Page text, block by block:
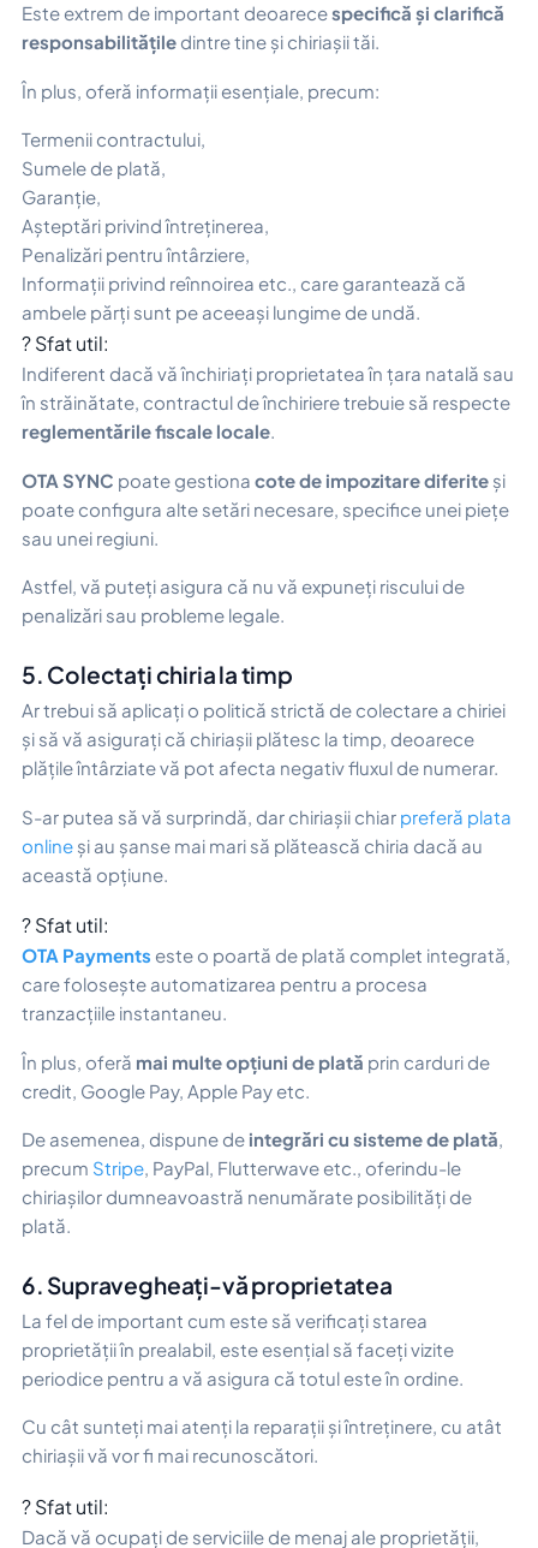
Este extrem de important deoarecespecifică și clarifică
responsabilitățile dintre tine și chiriașii tăi.
În plus, oferă informații esențiale, precum:
Termenii contractului,
Sumele de plată,
Garanție,
Așteptări privind întreținerea,
Penalizări pentru întârziere,
Informații privind reînnoirea etc., care garantează că
ambele părți sunt pe aceeași lungime de undă.
? Sfat util:
Indiferent dacă vă închiriați proprietatea în țara natală sau
în străinătate, contractul de închiriere trebuie să respecte
reglementările fiscale locale.
OTA SYNC poate gestiona cote de impozitare diferite și
poate configura alte setări necesare, specifice unei piețe
sau unei regiuni.
Astfel, vă puteți asigura că nu vă expuneți riscului de
penalizări sau probleme legale.
5. Colectați chiria la timp
Ar trebui să aplicați o politică strictă de colectare a chiriei
și să vă asigurați că chiriașii plătesc la timp, deoarece
plățile întârziate vă pot afecta negativ fluxul de numerar.
S-ar putea să vă surprindă, dar chiriașii chiar preferă plata
online și au șanse mai mari să plătească chiria dacă au
această opțiune.
? Sfat util:
OTA Payments este o poartă de plată complet integrată,
care folosește automatizarea pentru a procesa
tranzacțiile instantaneu.
În plus, oferă mai multe opțiuni de plată prin carduri de
credit, Google Pay, Apple Pay etc.
De asemenea, dispune de integrări cu sisteme de plată,
precum Stripe, PayPal, Flutterwave etc., oferindu-le
chiriașilor dumneavoastră nenumărate posibilități de
plată.
6. Supravegheați-vă proprietatea
La fel de important cum este să verificați starea
proprietății în prealabil, este esențial să faceți vizite
periodice pentru a vă asigura că totul este în ordine.
Cu cât sunteți mai atenți la reparații și întreținere, cu atât
chiriașii vă vor fi mai recunoscători.
? Sfat util:
Dacă vă ocupați de serviciile de menaj ale proprietății,